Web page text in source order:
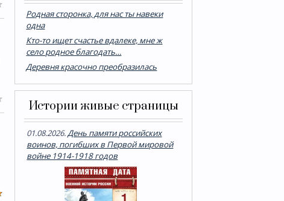
Родная сторонка, для нас ты навеки
одна
Кто-то ищет счастье вдалеке, мне ж
село родное благодать…
Деревня красочно преобразилась
Истории живые страницы
01.08.2026.День памяти российских
воинов, погибших в Первой мировой
войне 1914-1918 годов